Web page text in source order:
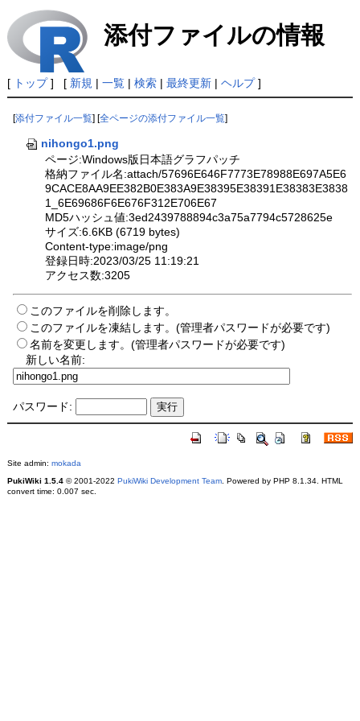
添付ファイルの情報
[ トップ] [ 新規 | 一覧| 検索| 最終更新| ヘルプ]
[添付ファイル一覧 ] [全ページの添付ファイル一覧
nihongo1.png
ページ:Windows版日本語グラフパッチ
格納ファイル名:attach/57696E646F7773E78988E697A5E6
9CACE8AA9EE382B0E383A9E38395E38391E38383E3838
1_6E69686F6E676F312E706E67
MD5ハッシュ値:3ed2439788894c3a75a7794c5728625e
サイズ:6.6KB (6719 bytes)
Content-type:image/png
登録日時:2023/03/25 11:19:21
アクセス数:3205
このファイルを削除します。
このファイルを凍結します。(管理者パスワードが必要です)
名前を変更します。(管理者パスワードが必要です)
新しい名前:
パスワード:
Site admin: mokada
PukiWiki 1.5.4© 2001-2022 PukiWiki Development Team. Powered by PHP 8.1.34. HTML
convert time: 0.007 sec.